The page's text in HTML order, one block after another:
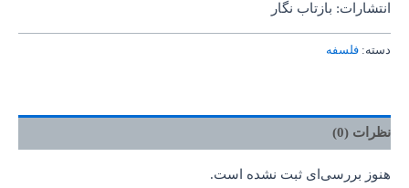
انتشارات: بازتاب نگار
دسته: فلسفه
نظرات (0)
هنوز بررسی‌ای ثبت نشده است.